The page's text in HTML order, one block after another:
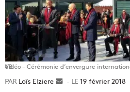
Vidéo – Cérémonie d’envergure internationale pour l’ouverture du MIF 68
Loïs Elziere
Envoyer19 février 2018